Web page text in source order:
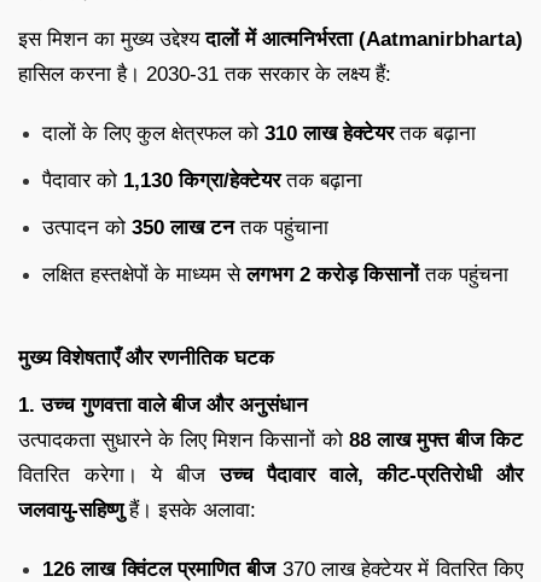
इस मिशन का मुख्य उद्देश्यदालों में आत्मनिर्भरता (Aatmanirbharta)
हासिल करना है। 2030‑31 तक सरकार के लक्ष्य हैं:
दालों के लिए कुल क्षेत्रफल को 310 लाख हेक्टेयरतक बढ़ाना
पैदावार को 1,130 किग्रा/हेक्टेयरतक बढ़ाना
उत्पादन को 350 लाख टनतक पहुंचाना
लक्षित हस्तक्षेपों के माध्यम सेलगभग 2 करोड़ किसानोंतक पहुंचना
मुख्य विशेषताएँ और रणनीतिक घटक
1. उच्च गुणवत्ता वाले बीज और अनुसंधान
उत्पादकता सुधारने के लिए मिशन किसानों को 88 लाख मुफ्त बीज किट
वितरित करेगा। ये बीजउच्च पैदावार वाले, कीट-प्रतिरोधी और
जलवायु-सहिष्णुहैं। इसके अलावा:
126 लाख क्विंटल प्रमाणित बीज370 लाख हेक्टेयर में वितरित किए